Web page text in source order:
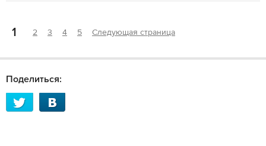
1 2 3 4 5 Следующая страница
Поделиться: